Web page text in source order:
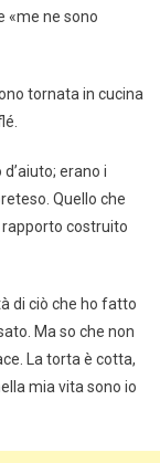
«me ne sono
tornata in cucina
erano i
Quello che
rapporto costruito
di ciò che ho fatto
Ma so che non
La torta è cotta,
mia vita sono io